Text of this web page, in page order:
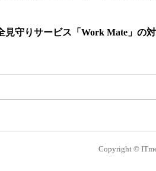
見守りサービス「Work Mate」の
Copyright ©